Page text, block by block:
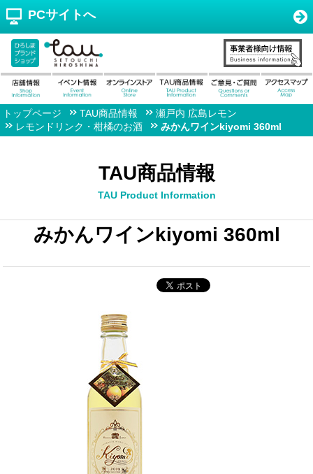
PCサイトへ
トップページ TAU商品情報
瀬戸内 広島レモン
レモンドリンク・柑橘のお酒
みかんワインkiyomi 360ml
TAU商品情報
TAU Product Information
みかんワインkiyomi 360ml